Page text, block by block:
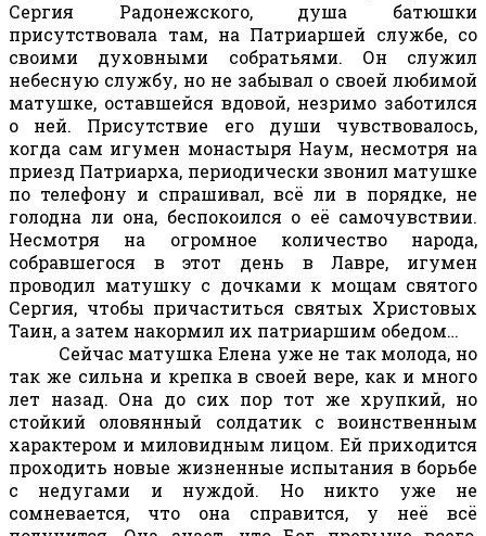
Сергия Радонежского, душа батюшки
присутствовала там, на Патриаршей службе, со
своими духовными собратьями. Он служил
небесную службу, но не забывал о своей любимой
матушке, оставшейся вдовой, незримо заботился
о ней. Присутствие его души чувствовалось,
когда сам игумен монастыря Наум, несмотря на
приезд Патриарха, периодически звонил матушке
по телефону и спрашивал, всё ли в порядке, не
голодна ли она, беспокоился о её самочувствии.
Несмотря на огромное количество народа,
собравшегося в этот день в Лавре, игумен
проводил матушку с дочками к мощам святого
Сергия, чтобы причаститься святых Христовых
Таин, а затем накормил их патриаршим обедом…
Сейчас матушка Елена уже не так молода, но
так же сильна и крепка в своей вере, как и много
лет назад. Она до сих пор тот же хрупкий, но
стойкий оловянный солдатик с воинственным
характером и миловидным лицом. Ей приходится
проходить новые жизненные испытания в борьбе
с недугами и нуждой. Но никто уже не
сомневается, что она справится, у неё всё